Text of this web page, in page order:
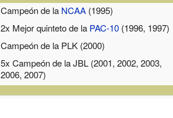
Campeón de la NCAA (1995)
2x Mejor quinteto de la PAC-10 (1996, 1997)
Campeón de la PLK (2000)
5x Campeón de la JBL (2001, 2002, 2003,
2006, 2007)